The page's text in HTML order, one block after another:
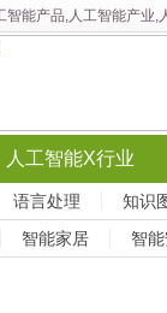
能产品,人工智能产业,
人工智能X行业
语言处理 知识
智能家居 智